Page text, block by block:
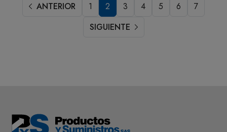
ANTERIOR 1 2 3 4 5 6
7
SIGUIENTE